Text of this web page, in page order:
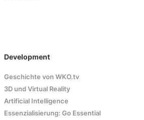
Development
Geschichte von WKO.tv
3D und Virtual Reality
Artificial Intelligence
Essenzialisierung: Go Essential